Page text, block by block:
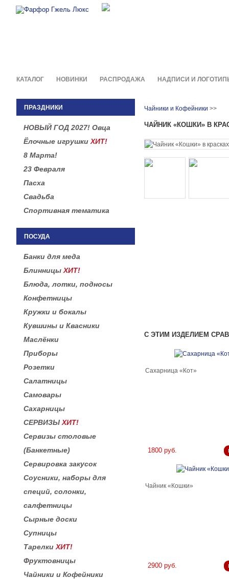
КАТАЛОГ НОВИНКИ РАСПРОДАЖА НАДПИСИ И
ПРАЗДНИКИ
НОВЫЙ ГОД 2027! Овца
Ёлочные игрушки ХИТ!
8 Марта!
23 Февраля
Пасха
Свадьба
Спортивная тематика
ПОСУДА
Банки для меда
Блинницы ХИТ!
Блюда, лотки, подносы
Конфетницы
Кружки и бокалы
Кувшины и Квасники
Маслёнки
Приборы
Розетки
Салатницы
Самовары
Сахарницы
СЕРВИЗЫ ХИТ!
Сервизы столовые
(Банкетные)
Сервировка закусок
Соусники, наборы для
специй, солонки,
салфетницы
Сырные доски
Супницы
Тарелки ХИТ!
Фруктовницы
Чайники и Кофейники
Чайники и Кофейники >>
ЧАЙНИК «КОШКИ» В
С ЭТИМ ИЗДЕЛИЕМ
Сахарница «Кот»
1800 руб.
Чайник «Кошки»
2900 руб.